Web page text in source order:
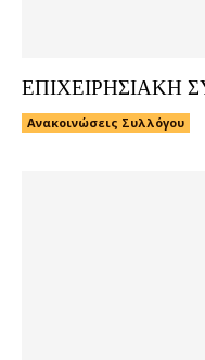
ΕΠΙΧΕΙΡΗΣΙΑΚΗ
Ανακοινώσεις Συλλόγου